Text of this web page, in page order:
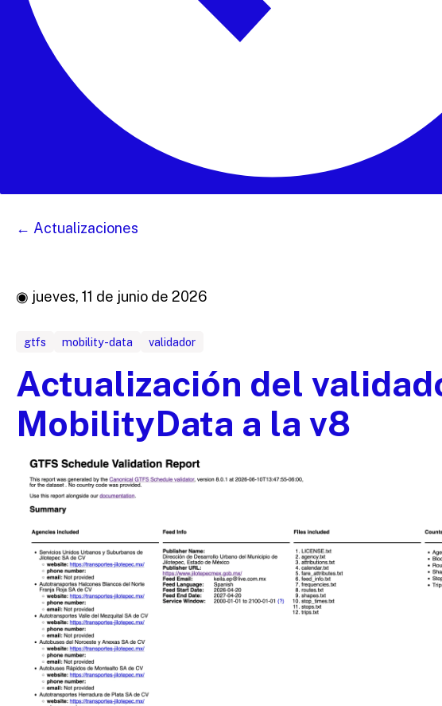
← Actualizaciones
◉ jueves, 11 de junio de 2026
gtfs mobility-data validador
Actualización del
MobilityData a la v8